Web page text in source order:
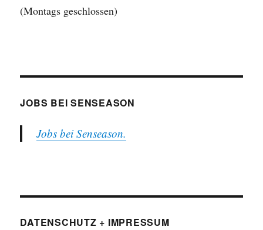
(Montags geschlossen)
JOBS BEI SENSEASON
Jobs bei Senseason.
DATENSCHUTZ + IMPRESSUM